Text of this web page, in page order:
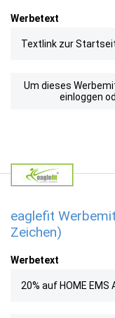
Werbetext
Textlink zur
Um dieses
einloggen
eaglefit
Zeichen)
Werbetext
20% auf HOME EMS